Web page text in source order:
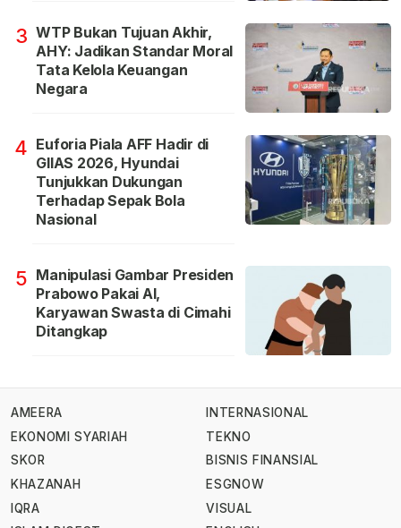
3 WTP Bukan Tujuan Akhir,
AHY: Jadikan Standar Moral
Tata Kelola Keuangan
Negara
4 Euforia Piala AFF Hadir di
GIIAS 2026, Hyundai
Tunjukkan Dukungan
Terhadap Sepak Bola
Nasional
5 Manipulasi Gambar Presiden
Prabowo Pakai AI,
Karyawan Swasta di Cimahi
Ditangkap
AMEERA
EKONOMI SYARIAH
SKOR
KHAZANAH
IQRA
INTERNASIONAL
TEKNO
BISNIS FINANSIAL
ESGNOW
VISUAL